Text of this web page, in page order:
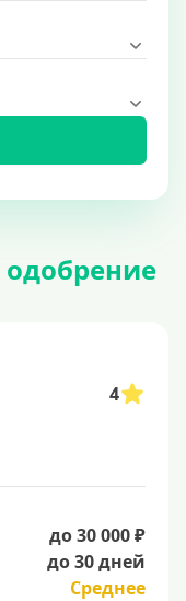
одобрение
4
до 30 000 ₽
до 30 дней
Среднее